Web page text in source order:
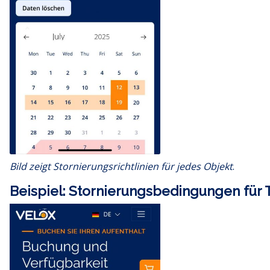
Bild zeigt Stornierungsrichtlinien für jedes Objekt.
Beispiel: Stornierungsbedingungen für